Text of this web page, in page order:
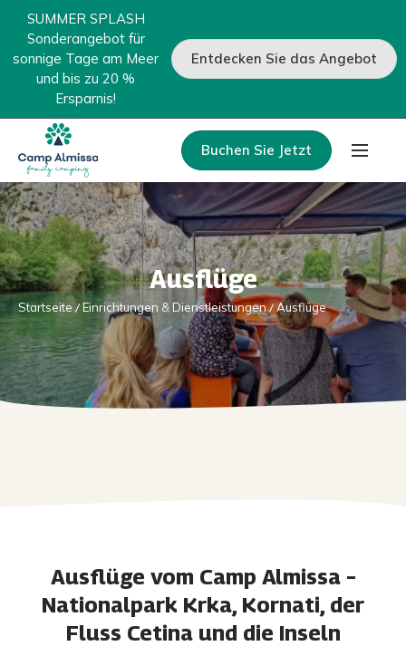
SUMMER SPLASH
Sonderangebot für
sonnige Tage am Meer
und bis zu 20 %
Ersparnis!
Entdecken Sie das Angebot
Buchen Sie Jetzt
Ausflüge
Startseite Einrichtungen & Dienstleistungen Ausflüge
Ausflüge vom Camp Almissa –
Nationalpark Krka, Kornati, der
Fluss Cetina und die Inseln